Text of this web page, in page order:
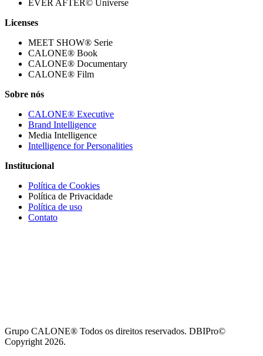
EVER AFTER© Universe
Licenses
MEET SHOW® Serie
CALONE® Book
CALONE® Documentary
CALONE® Film
Sobre nós
CALONE® Executive
Brand Intelligence
Media Intelligence
Intelligence for Personalities
Institucional
Política de Cookies
Política de Privacidade
Política de uso
Contato
Grupo CALONE® Todos os direitos reservados. DBIPro©
Copyright 2026.